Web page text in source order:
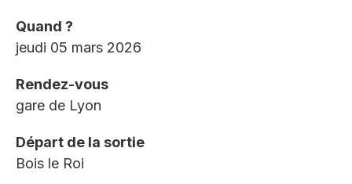
Quand ?
jeudi 05 mars 2026
Rendez-vous
gare de Lyon
Départ de la sortie
Bois le Roi